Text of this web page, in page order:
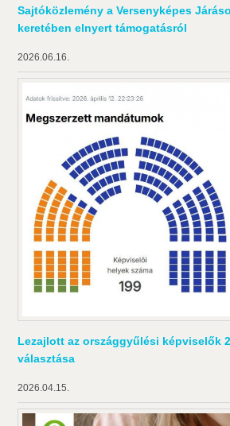
Sajtóközlemény a Versenyképes
keretében elnyert támogatásról
2026.06.16.
Lezajlott az országgyűlési képviselők
választása
2026.04.15.